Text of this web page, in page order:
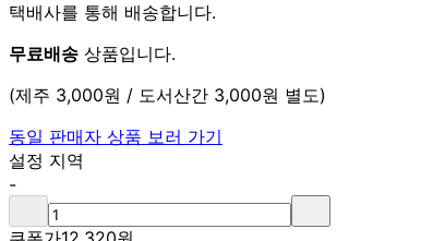
택배사를 통해 배송합니다.
무료배송 상품입니다.
(제주 3,000원 / 도서산간 3,000원 별도)
동일 판매자 상품 보러 가기
설정 지역
-